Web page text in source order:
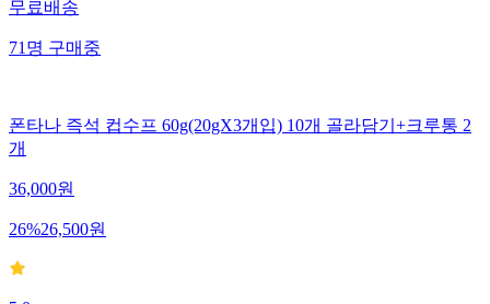
무료배송
71명구매중
폰타나 즉석 컵수프 60g(20gX3개입) 10개 골라담기+크루통 2
개
36,000원
26%26,500원